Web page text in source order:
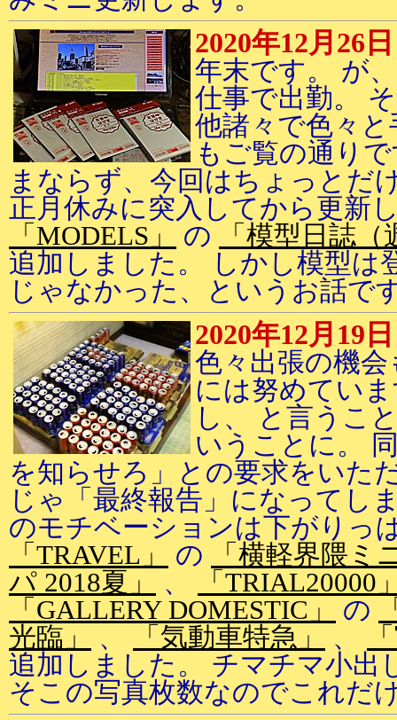
2020年12月26日
年末です。 が
仕事で出勤。
他諸々で色々
もご覧の通り
まならず、今回はちょっとだ
正月休みに突入してから更新
「MODELS」
の
「模型日誌
追加しました。 しかし模型は
じゃなかった、というお話で
2020年12月19日
色々出張の機
には努めてい
し、 と言うこ
いうことに。
を知らせろ」との要求をいた
じゃ「最終報告」になってし
のモチベーションは下がりっ
「TRAVEL」
の
「横軽界隈ミ
パ 2018夏」
、
「TRIAL20000
「GALLERY DOMESTIC」
の
光臨」
、 「気動車特急」 、
追加しました。 チマチマ小出
そこの写真枚数なのでこれだ